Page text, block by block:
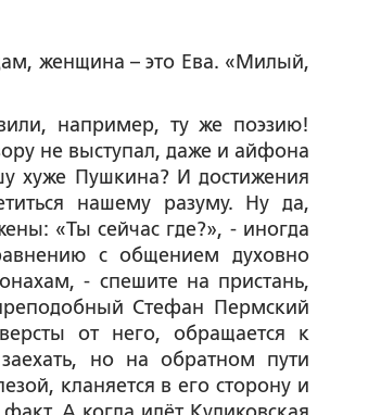
женщина – это Ева. «Милый,
например, ту же поэзию!
не выступал, даже и айфона
хуже Пушкина? И достижения
нашему разуму. Ну да,
«Ты сейчас где?», - иногда
с общением духовно
- спешите на пристань,
Стефан Пермский
от него, обращается к
но на обратном пути
кланяется в его сторону и